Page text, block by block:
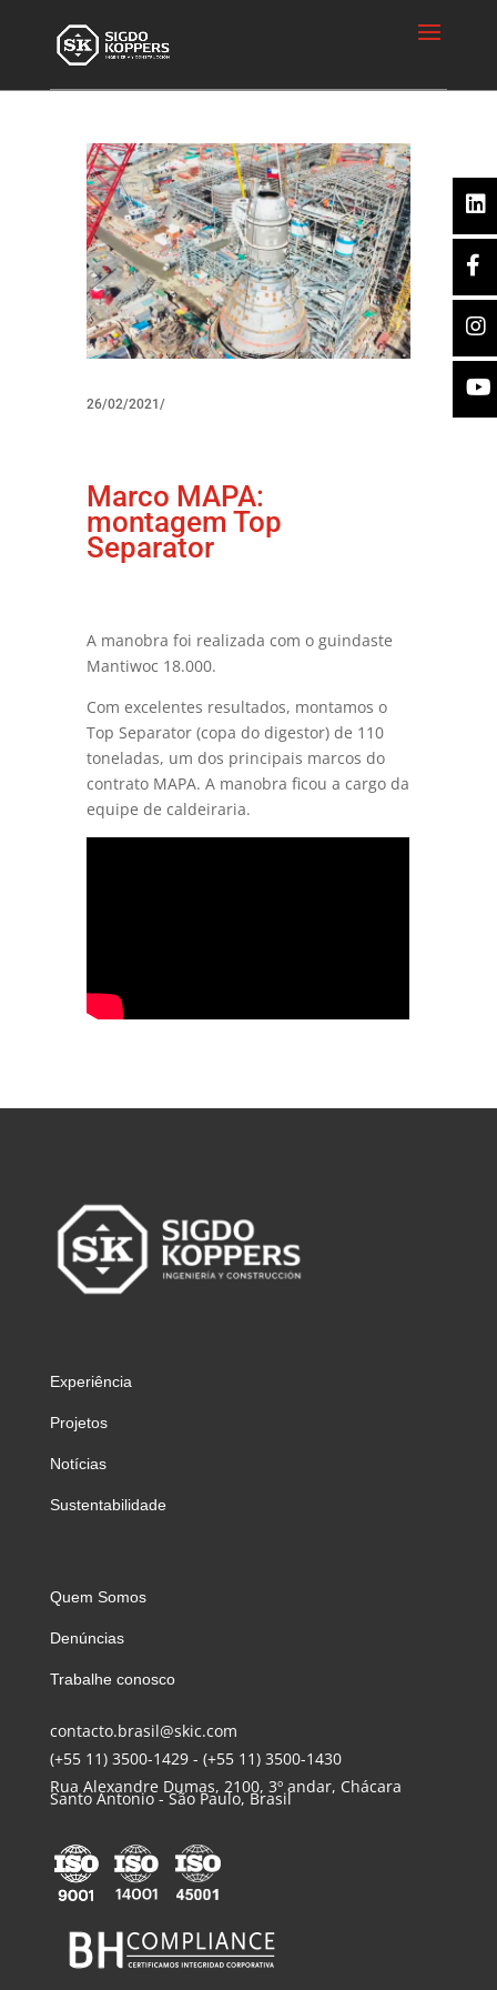
26/02/2021/
Marco MAPA:
montagem Top
Separator
A manobra foi realizada com o guindaste
Mantiwoc 18.000.
Com excelentes resultados, montamos o
Top Separator (copa do digestor) de 110
toneladas, um dos principais marcos do
contrato MAPA. A manobra ficou a cargo da
equipe de caldeiraria.
Experiência
Projetos
Notícias
Sustentabilidade
Quem Somos
Denúncias
Trabalhe conosco
contacto.brasil@skic.com
(+55 11) 3500-1429- (+55 11) 3500-1430
Rua Alexandre Dumas, 2100, 3º andar, Chácara
Santo Antonio - São Paulo, Brasil